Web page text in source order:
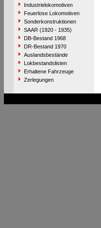
Industrielokomotiven
Feuerlose Lokomotiven
Sonderkonstruktionen
SAAR (1920 - 1935)
DB-Bestand 1968
DR-Bestand 1970
Auslandsbestände
Lokbestandslisten
Erhaltene Fahrzeuge
Zerlegungen